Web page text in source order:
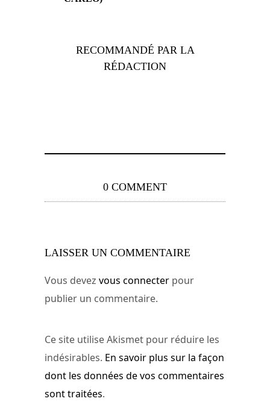
RECOMMANDÉ PAR LA
RÉDACTION
0 COMMENT
LAISSER UN COMMENTAIRE
Vous devez vous connecter pour
publier un commentaire.
Ce site utilise Akismet pour réduire les
indésirables. En savoir plus sur la façon
dont les données de vos commentaires
sont traitées.